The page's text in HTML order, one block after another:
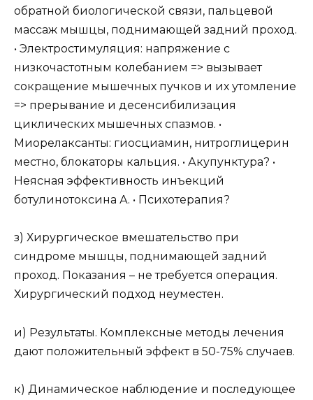
обратной биологической связи, пальцевой
массаж мышцы, поднимающей задний проход.
• Электростимуляция: напряжение с
низкочастотным колебанием => вызывает
сокращение мышечных пучков и их утомление
=> прерывание и десенсибилизация
циклических мышечных спазмов. •
Миорелаксанты: гиосциамин, нитроглицерин
местно, блокаторы кальция. • Акупунктура? •
Неясная эффективность инъекций
ботулинотоксина А. • Психотерапия?
з) Хирургическое вмешательство при
синдроме мышцы, поднимающей задний
проход. Показания – не требуется операция.
Хирургический подход неуместен.
и) Результаты. Комплексные методы лечения
дают положительный эффект в 50-75% случаев.
к) Динамическое наблюдение и последующее